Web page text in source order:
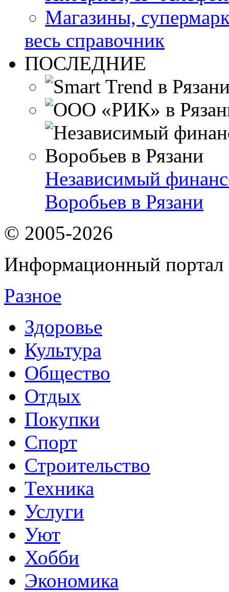
Магазины,
весь справочник
ПОСЛЕДНИЕ
Независимый
Воробьев в Рязани
© 2005-2026
Информационный портал
Разное
Здоровье
Культура
Общество
Отдых
Покупки
Спорт
Строительство
Техника
Услуги
Уют
Хобби
Экономика